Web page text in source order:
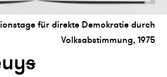
für direkte Demokratie durch
Volksabstimmung, 1975
s